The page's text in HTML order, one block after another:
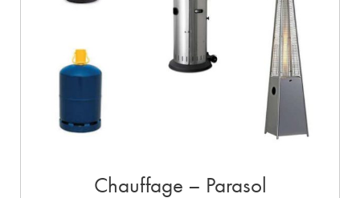
Chauffage – Parasol